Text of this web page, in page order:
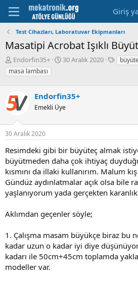
Giriş
Test Cihazları, Laboratuvar Ekipmanları
Masatipi Acrobat Işıklı
K
o
n
y
u
b
a
ş
l
a
t
a
n
Endorfin35+
B
a
m
t
r
i
h
i
30 Aralık 2020
E
e
masa lambası
Endorfin35+
Emekli Üye
30 Aralık 2020
Resimdeki gibi bir büyüteç almak
büyütmeden daha çok ihtiyaç
kısmını da illaki kullanırım. Malum
Gündüz aydınlatmalar açık olsa bile
yaşlanıyorum yada gerçekten karanlık
Aklımdan geçenler söyle;
1. Çalışma masam büyükçe biraz bu
kadar uzun o kadar iyi diye
kadarı ile 50cm+45cm toplamda
modeller var.